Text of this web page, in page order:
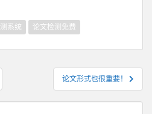
系统 论文检测免费
论文形式也很重要！